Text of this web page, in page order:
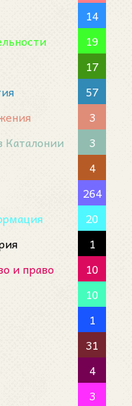
14
19
17
57
3
3
4
264
20
1
и право
10
10
1
31
4
3